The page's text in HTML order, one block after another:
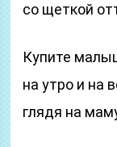
со щеткой
Купите
на утро и на
глядя на